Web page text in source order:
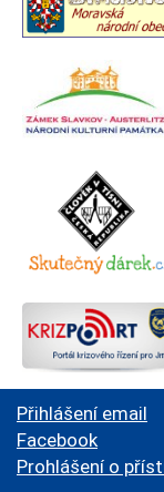
Přihlášení email
Facebook
Prohlášení o